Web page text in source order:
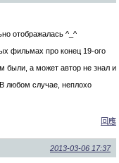
отображалась ^_^
фильмах про конец 19-ого
были, а может автор не знал и
любом случае, неплохо
回應
2013-03-06 17:37